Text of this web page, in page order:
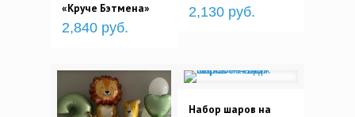
«Круче Бэтмена»
2,840 руб.
2,130 руб.
Набор шаров на